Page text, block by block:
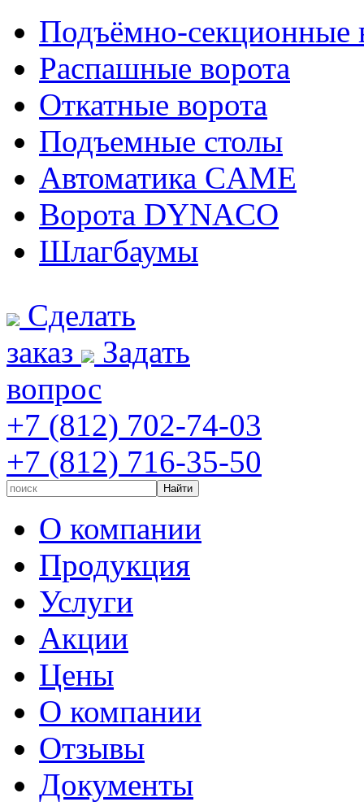
Подъёмно-секционные
Распашные ворота
Откатные ворота
Подъемные столы
Автоматика CAME
Ворота DYNACO
Шлагбаумы
Сделать
заказ
Задать
вопрос
+7 (812) 702-74-03
+7 (812) 716-35-50
О компании
Продукция
Услуги
Акции
Цены
О компании
Отзывы
Документы